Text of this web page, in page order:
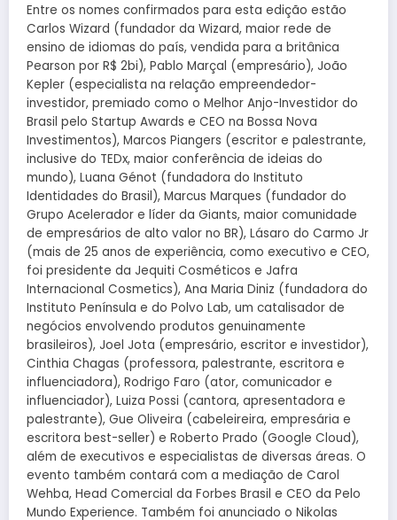
Entre os nomes confirmados para esta edição estão
Carlos Wizard (fundador da Wizard, maior rede de
ensino de idiomas do país, vendida para a britânica
Pearson por R$ 2bi), Pablo Marçal (empresário), João
Kepler (especialista na relação empreendedor-
investidor, premiado como o Melhor Anjo-Investidor do
Brasil pelo Startup Awards e CEO na Bossa Nova
Investimentos), Marcos Piangers (escritor e palestrante,
inclusive do TEDx, maior conferência de ideias do
mundo), Luana Génot (fundadora do Instituto
Identidades do Brasil), Marcus Marques (fundador do
Grupo Acelerador e líder da Giants, maior comunidade
de empresários de alto valor no BR), Lásaro do Carmo Jr
(mais de 25 anos de experiência, como executivo e CEO,
foi presidente da Jequiti Cosméticos e Jafra
Internacional Cosmetics), Ana Maria Diniz (fundadora do
Instituto Península e do Polvo Lab, um catalisador de
negócios envolvendo produtos genuinamente
brasileiros), Joel Jota (empresário, escritor e investidor),
Cinthia Chagas (professora, palestrante, escritora e
influenciadora), Rodrigo Faro (ator, comunicador e
influenciador), Luiza Possi (cantora, apresentadora e
palestrante), Gue Oliveira (cabeleireira, empresária e
escritora best-seller) e Roberto Prado (Google Cloud),
além de executivos e especialistas de diversas áreas. O
evento também contará com a mediação de Carol
Wehba, Head Comercial da Forbes Brasil e CEO da Pelo
Mundo Experience. Também foi anunciado o Nikolas